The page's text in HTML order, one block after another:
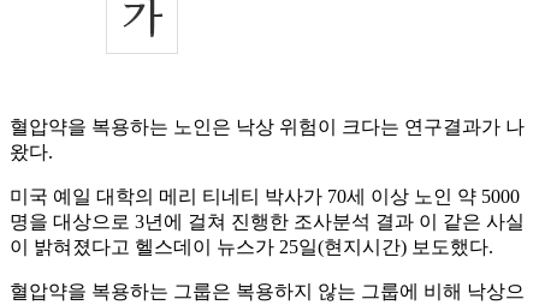
혈압약을 복용하는 노인은 낙상 위험이 크다는 연구결과가 나
왔다.
미국 예일 대학의 메리 티네티 박사가 70세 이상 노인 약 5000
명을 대상으로 3년에 걸쳐 진행한 조사분석 결과 이 같은 사실
이 밝혀졌다고 헬스데이 뉴스가 25일(현지시간) 보도했다.
혈압약을 복용하는 그룹은 복용하지 않는 그룹에 비해 낙상으